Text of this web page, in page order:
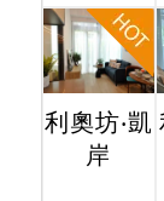
利奧坊‧凱
岸